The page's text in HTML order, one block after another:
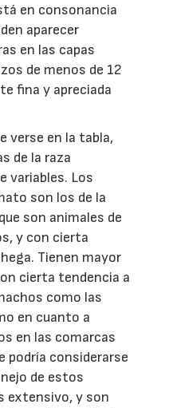
en consonancia
aparecer
en las capas
de menos de 12
fina y apreciada
verse en la tabla,
de la raza
variables. Los
son los de la
son animales de
y con cierta
Tienen mayor
cierta tendencia a
como las
en cuanto a
en las comarcas
podría considerarse
de estos
extensivo, y son